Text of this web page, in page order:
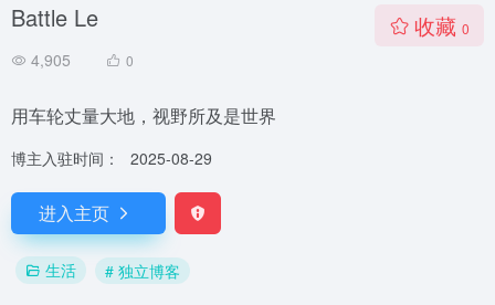
Battle Le
4,905 0
收藏 0
用车轮丈量大地，视野所及是世界
博主入驻时间： 2025-08-29
进入主页
生活 # 独立博客